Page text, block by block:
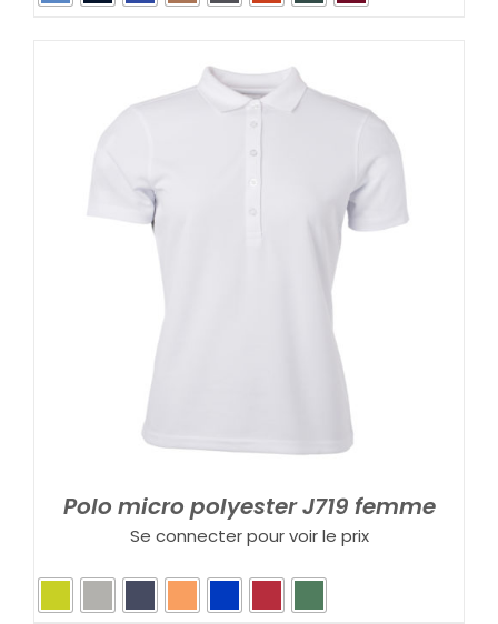
Polo micro polyester J719 femme
Se connecter pour voir le prix